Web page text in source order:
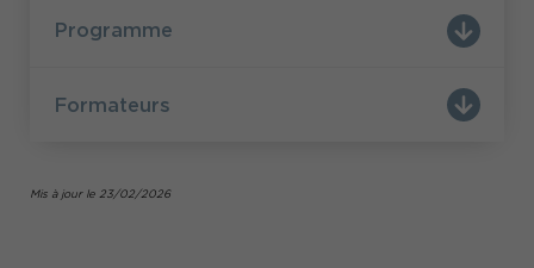
hybride et aussi pour mettre en place un
Programme
Formateurs
Mis à jour le 23/02/2026